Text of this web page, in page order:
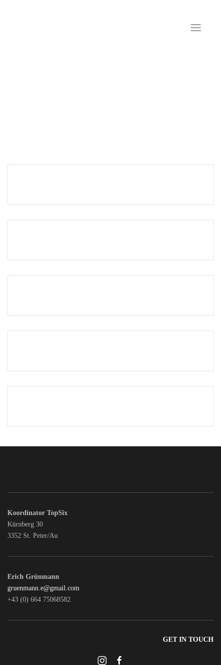
Koordinator TopSix
Kürnberg 30
3352 St. Peter/Au
Erich Grünmann
gruenmann.e@gmail.com
+43 (0) 664 75068582
GET IN TOUCH